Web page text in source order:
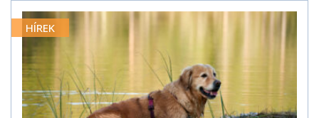
HÍREK